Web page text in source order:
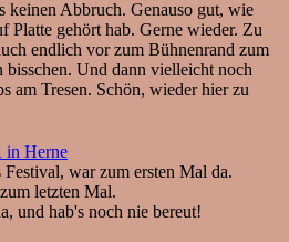
keinen Abbruch. Genauso gut, wie
Platte gehört hab. Gerne wieder. Zu
endlich vor zum Bühnenrand zum
Und dann vielleicht noch
am Tresen. Schön, wieder hier zu
Herne
Festival, war zum ersten Mal da.
letzten Mal.
und hab's noch nie bereut!